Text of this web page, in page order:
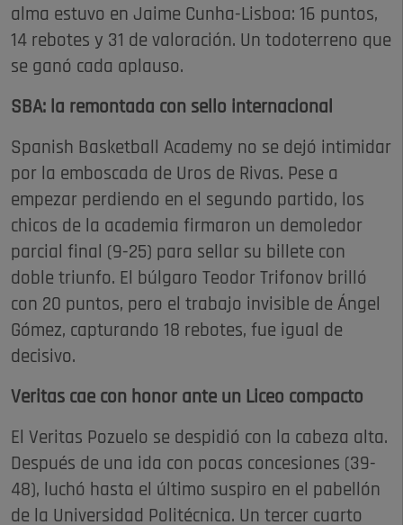
alma estuvo en Jaime Cunha-Lisboa: 16 puntos,
14 rebotes y 31 de valoración. Un todoterreno que
se ganó cada aplauso.
SBA: la remontada con sello internacional
Spanish Basketball Academy no se dejó intimidar
por la emboscada de Uros de Rivas. Pese a
empezar perdiendo en el segundo partido, los
chicos de la academia firmaron un demoledor
parcial final (9-25) para sellar su billete con
doble triunfo. El búlgaro Teodor Trifonov brilló
con 20 puntos, pero el trabajo invisible de Ángel
Gómez, capturando 18 rebotes, fue igual de
decisivo.
Veritas cae con honor ante un Liceo compacto
El Veritas Pozuelo se despidió con la cabeza alta.
Después de una ida con pocas concesiones (39-
48), luchó hasta el último suspiro en el pabellón
de la Universidad Politécnica. Un tercer cuarto